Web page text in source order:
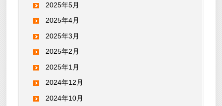
2025年5月
2025年4月
2025年3月
2025年2月
2025年1月
2024年12月
2024年10月